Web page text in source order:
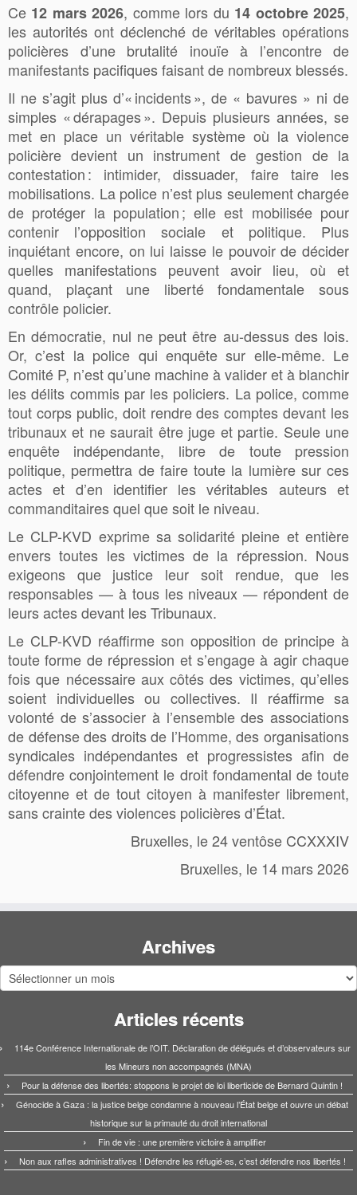
Ce 12 mars2026, comme lors du 14 octobre2025,
les autorités ont déclenché de véritables opérations
policières d’une brutalité inouïe à l’encontre de
manifestants pacifiques faisant de nombreux blessés.
Il ne s’agit plus d’« incidents », de « bavures » ni de
simples « dérapages ». Depuis plusieurs années, se
met en place un véritable système où la violence
policière devient un instrument de gestion de la
contestation : intimider, dissuader, faire taire les
mobilisations. La police n’est plus seulement chargée
de protéger la population ; elle est mobilisée pour
contenir l’opposition sociale et politique. Plus
inquiétant encore, on lui laisse le pouvoir de décider
quelles manifestations peuvent avoir lieu, où et
quand, plaçant une liberté fondamentale sous
contrôle policier.
En démocratie, nul ne peut être au-dessus des lois.
Or, c’est la police qui enquête sur elle-même. Le
Comité P, n’est qu’une machine à valider et à blanchir
les délits commis par les policiers. La police, comme
tout corps public, doit rendre des comptes devant les
tribunaux et ne saurait être juge et partie. Seule une
enquête indépendante, libre de toute pression
politique, permettra de faire toute la lumière sur ces
actes et d’en identifier les véritables auteurs et
commanditaires quel que soit le niveau.
Le CLP-KVD exprime sa solidarité pleine et entière
envers toutes les victimes de la répression. Nous
exigeons que justice leur soit rendue, que les
responsables — à tous les niveaux — répondent de
leurs actes devant les Tribunaux.
Le CLP-KVD réaffirme son opposition de principe à
toute forme de répression et s’engage à agir chaque
fois que nécessaire aux côtés des victimes, qu’elles
soient individuelles ou collectives. Il réaffirme sa
volonté de s’associer à l’ensemble des associations
de défense des droits de l’Homme, des organisations
syndicales indépendantes et progressistes afin de
défendre conjointement le droit fondamental de toute
citoyenne et de tout citoyen à manifester librement,
sans crainte des violences policières d’État.
Bruxelles, le 24 ventôse CCXXXIV
Bruxelles, le 14 mars 2026
Archives
Archives
Articles récents
114e Conférence Internationale de l’OIT. Déclaration de délégués et d’observateurs sur
les Mineurs non accompagnés (MNA)
Pour la défense des libertés: stoppons le projet de loi liberticide de Bernard Quintin !
Génocide à Gaza : la justice belge condamne à nouveau l’État belge et ouvre un débat
historique sur la primauté du droit international
Fin de vie : une première victoire à amplifier
Non aux rafles administratives ! Défendre les réfugié·es, c’est défendre nos libertés !